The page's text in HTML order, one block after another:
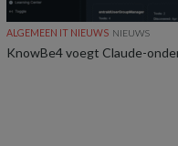
ALGEMEEN IT NIEUWS NIEUWS
KnowBe4 voegt Claude-